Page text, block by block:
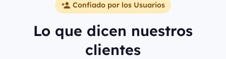
Confiado por los Usuarios
Lo que dicen nuestros
clientes